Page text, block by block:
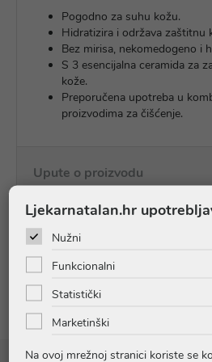
Pogodno za suhu kožu.
Hidratizira i održava zaštitnu
Bez mirisa, nekomedogeno i
S 3 esencijalna ceramida za
kože.
Preporučena upotreba u
proizvodima za čišćenje.
Upute o proizvodu
Pitanja i odgovori
Ljekarnatalan.hr
Nužni
Funkcionalni
Statistički
Marketinški
Na ovoj mrežnoj stranici koriste se